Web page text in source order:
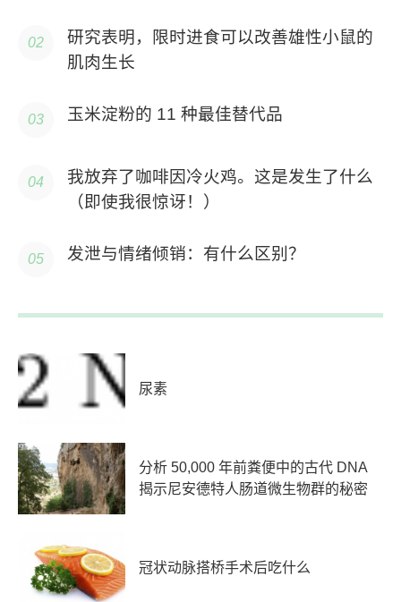
研究表明，限时进食可以改善雄性小鼠的
肌肉生长
玉米淀粉的 11 种最佳替代品
我放弃了咖啡因冷火鸡。这是发生了什么
（即使我很惊讶！）
发泄与情绪倾销：有什么区别？
尿素
分析 50,000 年前粪便中的古代 DNA
揭示尼安德特人肠道微生物群的秘密
冠状动脉搭桥手术后吃什么